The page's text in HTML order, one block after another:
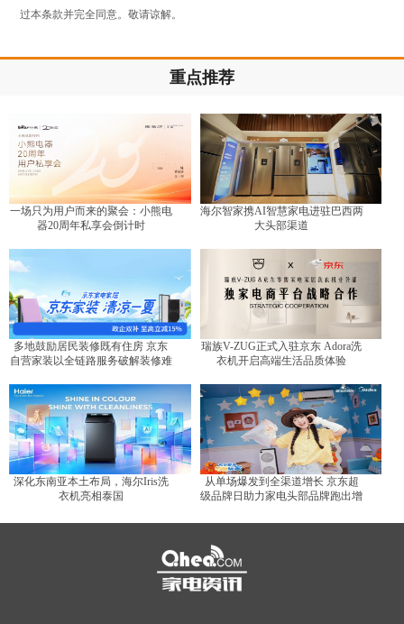
过本条款并完全同意。敬请谅解。
重点推荐
一场只为用户而来的聚会：小熊电
器20周年私享会倒计时
海尔智家携AI智慧家电进驻巴西两
大头部渠道
多地鼓励居民装修既有住房 京东
自营家装以全链路服务破解装修难
瑞族V-ZUG正式入驻京东 Adora洗
衣机开启高端生活品质体验
深化东南亚本土布局，海尔Iris洗
衣机亮相泰国
从单场爆发到全渠道增长 京东超
级品牌日助力家电头部品牌跑出增